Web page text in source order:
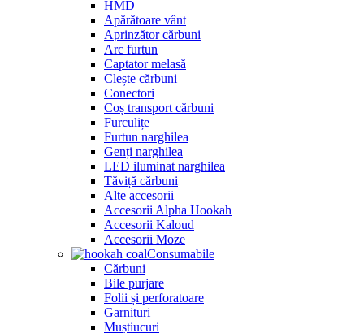
HMD
Apărătoare vânt
Aprinzător cărbuni
Arc furtun
Captator melasă
Clește cărbuni
Conectori
Coș transport cărbuni
Furculițe
Furtun narghilea
Genți narghilea
LED iluminat narghilea
Tăviță cărbuni
Alte accesorii
Accesorii Alpha Hookah
Accesorii Kaloud
Accesorii Moze
Consumabile
Cărbuni
Bile purjare
Folii și perforatoare
Garnituri
Muștiucuri